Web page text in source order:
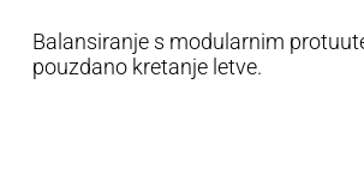
Balansiranje s modularnim
pouzdano kretanje letve.